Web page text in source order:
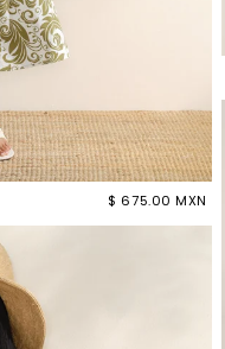
$ 675.00 MXN